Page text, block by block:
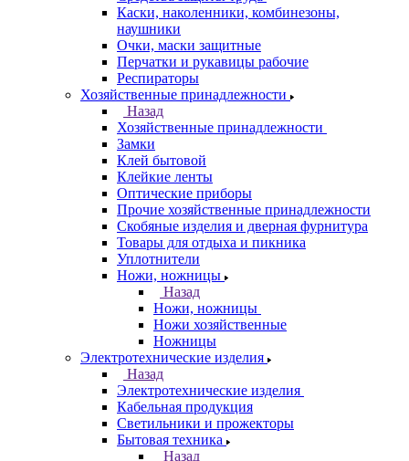
Каски, наколенники, комбинезоны,
наушники
Очки, маски защитные
Перчатки и рукавицы рабочие
Респираторы
Хозяйственные принадлежности
Назад
Хозяйственные принадлежности
Замки
Клей бытовой
Клейкие ленты
Оптические приборы
Прочие хозяйственные принадлежности
Скобяные изделия и дверная фурнитура
Товары для отдыха и пикника
Уплотнители
Ножи, ножницы
Назад
Ножи, ножницы
Ножи хозяйственные
Ножницы
Электротехнические изделия
Назад
Электротехнические изделия
Кабельная продукция
Светильники и прожекторы
Бытовая техника
Назад